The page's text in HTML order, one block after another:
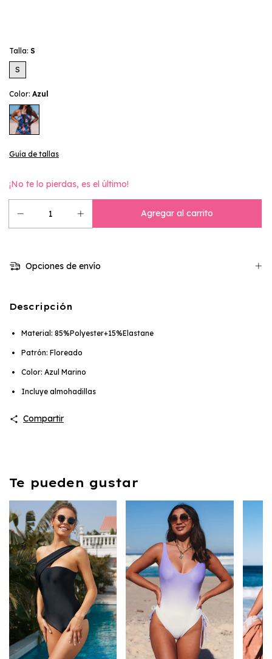
Talla: S
S
Color: Azul
Guía de tallas
¡No te lo pierdas, es el último!
Opciones de envío
Descripción
Material: 85%Polyester+15%Elastane
Patrón: Floreado
Color: Azul Marino
Incluye almohadillas
Compartir
Te pueden gustar